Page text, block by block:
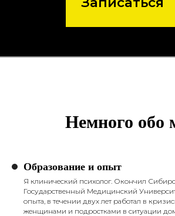
Немного обо
Образование и опыт
Я клинический психолог. Окончил
Государственный Медицинский
опыта, в течении двух лет работал в
женщинами и подростками в ситуации